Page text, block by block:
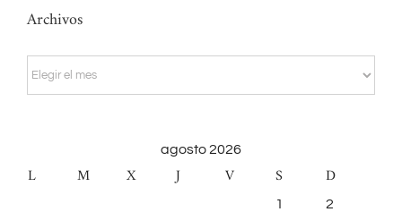
Archivos
Archivos
agosto 2026
L M X J V S D
1 2